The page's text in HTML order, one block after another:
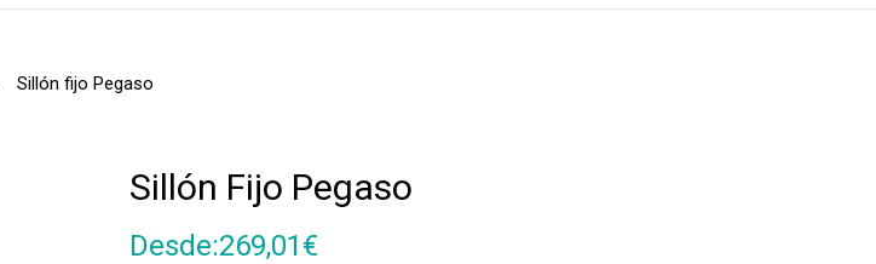
Sillón fijo Pegaso
Sillón Fijo Pegaso
Desde:269,01€